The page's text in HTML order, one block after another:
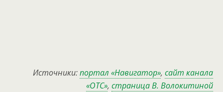
Источники:портал «Навигатор», сайт канала
«ОТС», страница В. Волокитиной